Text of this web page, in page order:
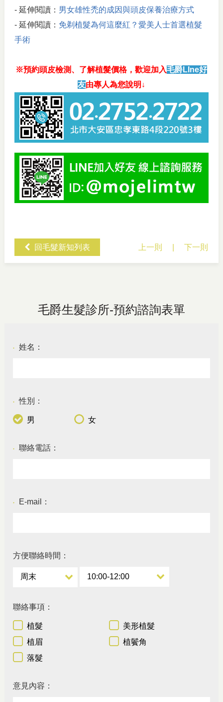
- 延伸閱讀： 男女雄性禿的成因與頭皮保養治療方式
- 延伸閱讀： 免剃植髮為何這麼紅？愛美人士首選植髮
手術
※預約頭皮檢測、了解植髮價格，歡迎加入毛爵LIne好
友由專人為您說明↓
回毛髮新知列表 上一則 |下一則
毛爵生髮診所-預約諮詢表單
● 姓名：
● 性別：
男 女
● 聯絡電話：
● E-mail：
方便聯絡時間：
聯絡事項：
植髮
美形植髮
植眉
植鬢角
落髮
意見內容：